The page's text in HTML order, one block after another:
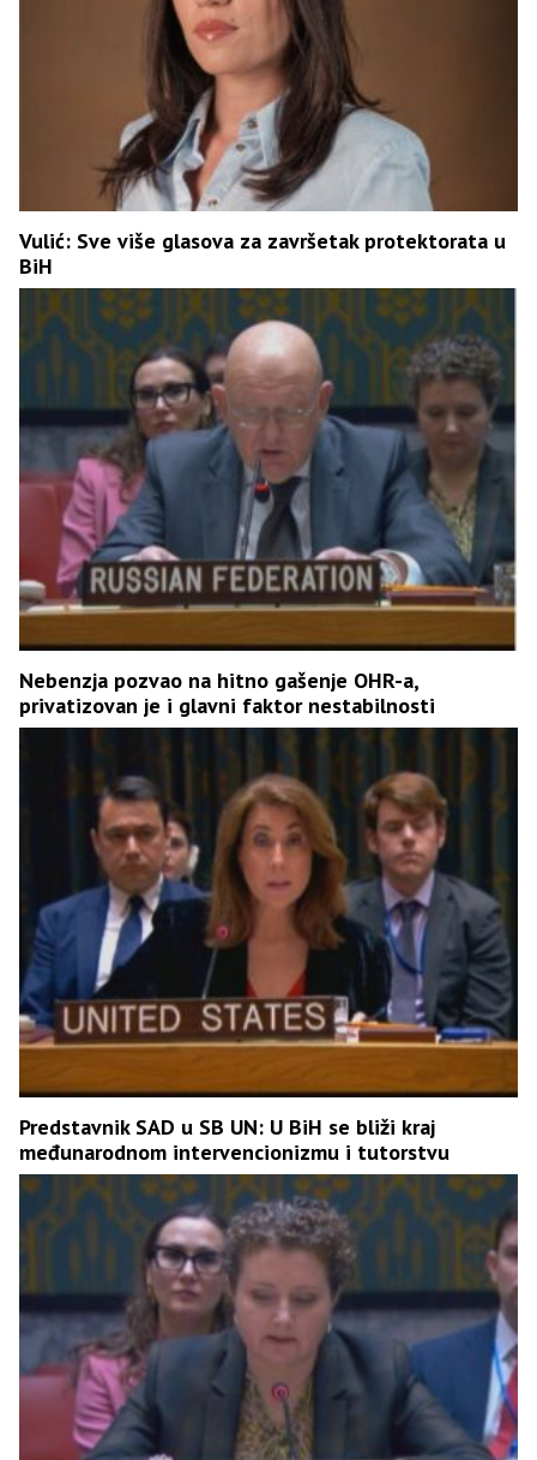
Vulić: Sve više glasova za završetak protektorata u
BiH
Nebenzja pozvao na hitno gašenje OHR-a,
privatizovan je i glavni faktor nestabilnosti
Predstavnik SAD u SB UN: U BiH se bliži kraj
međunarodnom intervencionizmu i tutorstvu